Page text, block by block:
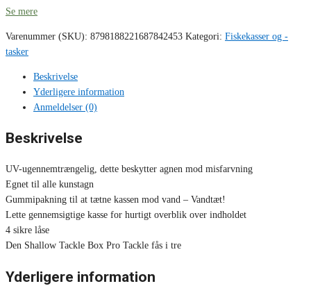
Se mere
Varenummer (SKU): 8798188221687842453 Kategori: Fiskekasser og -
tasker
Beskrivelse
Yderligere information
Anmeldelser (0)
Beskrivelse
UV-ugennemtrængelig, dette beskytter agnen mod misfarvning
Egnet til alle kunstagn
Gummipakning til at tætne kassen mod vand – Vandtæt!
Lette gennemsigtige kasse for hurtigt overblik over indholdet
4 sikre låse
Den Shallow Tackle Box Pro Tackle fås i tre
Yderligere information